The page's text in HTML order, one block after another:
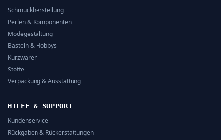
Schmuckherstellung
Perlen & Komponenten
Modegestaltung
Basteln & Hobbys
Kurzwaren
Stoffe
Verpackung & Ausstattung
HILFE & SUPPORT
Kundenservice
Rückgaben & Rückerstattungen